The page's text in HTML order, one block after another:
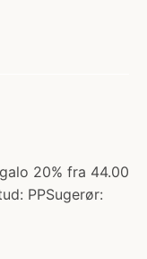
20% fra 44.00
PPSugerør: